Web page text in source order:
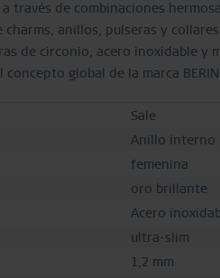
través de combinaciones
charms, anillos, pulseras y
de circonio, acero inoxidable y
concepto global de la marca
Sale
Anillo interno
femenina
oro brillante
Acero
ultra-slim
1,2 mm